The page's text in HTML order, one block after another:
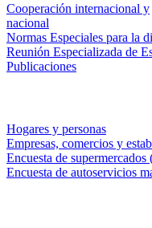
Cooperación internacional y
nacional
Normas Especiales para la
Reunión Especializada de
Publicaciones
Hogares y personas
Empresas, comercios y
Encuesta de supermercados
Encuesta de autoservicios